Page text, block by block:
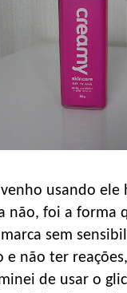
usando ele
não, foi a forma
sem
e não ter
de usar o